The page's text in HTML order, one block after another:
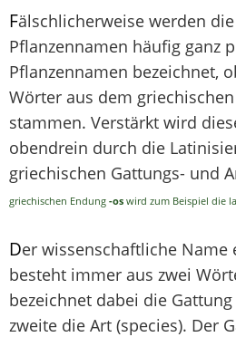
Fälschlicherweise werden
Pflanzennamen häufig ganz
Pflanzennamen bezeichnet,
Wörter aus dem
stammen. Verstärkt wird
obendrein durch die
griechischen Gattungs- und
griechischen Endung -os wird zum Beispiel die
Der wissenschaftliche Name
besteht immer aus zwei
bezeichnet dabei die
zweite die Art (species). Der